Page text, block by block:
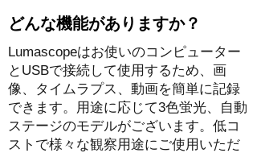
どんな機能がありますか？
Lumascopeはお使いのコンピューター
とUSBで接続して使用するため、画
像、タイムラプス、動画を簡単に記録
できます。用途に応じて3色蛍光、自動
ステージのモデルがございます。低コ
ストで様々な観察用途にご使用いただ